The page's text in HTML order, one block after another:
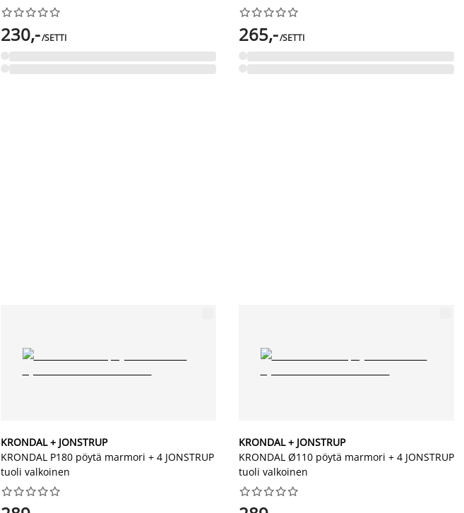






230,-/SETTI






265,-/SETTI
KRONDAL + JONSTRUP
KRONDAL P180 pöytä marmori + 4 JONSTRUP
tuoli valkoinen






KRONDAL + JONSTRUP
KRONDAL Ø110 pöytä marmori + 4 JONSTRUP
tuoli valkoinen





